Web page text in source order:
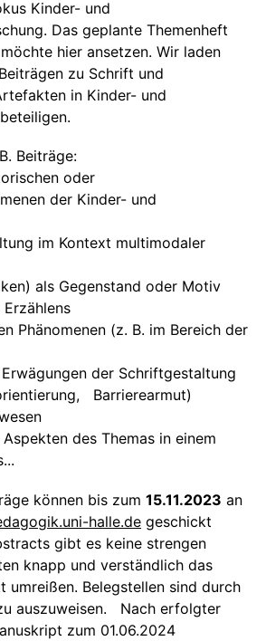
Kinder- und
Das geplante Themenheft
hier ansetzen. Wir laden
zu Schrift und
in Kinder- und
Beiträge:
oder
der Kinder- und
im Kontext multimodaler
als Gegenstand oder Motiv
Erzählens
Phänomenen (z. B. im Bereich der
der Schriftgestaltung
Barrierearmut)
des Themas in einem
können bis zum 15.11.2023 an
halle.de geschickt
gibt es keine strengen
knapp und verständlich das
umreißen. Belegstellen sind durch
auszuweisen. Nach erfolgter
zum 01.06.2024